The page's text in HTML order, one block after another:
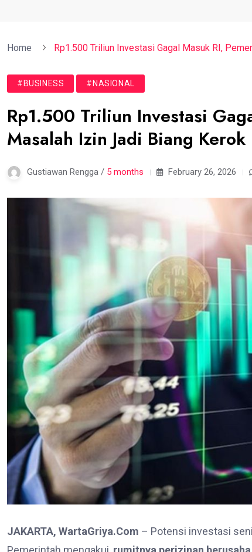
Home Rp1.500 Triliun Investasi Gagal Masuk RI,
#BUSINESS #NASIONAL
Rp1.500 Triliun Investasi
Masalah Izin Jadi Biang Kerok
Gustiawan Rengga / 5 months February 26, 2026
JAKARTA, WartaGriya.Com – Potensi investasi